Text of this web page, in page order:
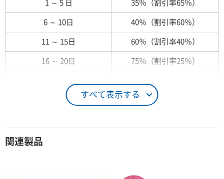
すべて表示する
1 ～ 5 日 35％（割引率65％）
6 ～ 10日 40％（割引率60％）
11 ～ 15日 60％（割引率40％）
16 ～ 20日 75％（割引率25％）
26日 ～ 1ヶ月 100％（割引率 0％）
100％（割引率 0％）
関連製品